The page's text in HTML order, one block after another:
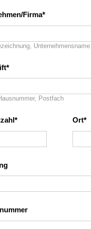
Firma
Unternehmensname
Postfach
Ort